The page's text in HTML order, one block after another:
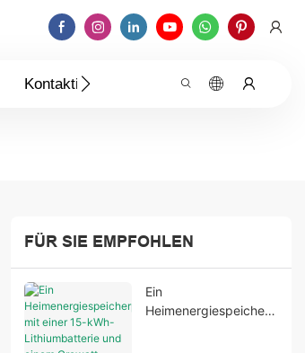
Kontaktieren Sie Uns
FÜR SIE EMPFOHLEN
Ein
Heimenergiespeicherp